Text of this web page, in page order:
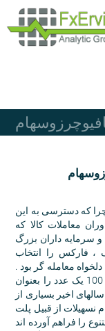
که دسترسی به این
معاملات کالا که
سرمایه داران بزرگ
، فارکس را انتخاب
معامله گر بود .
بدین معنی که یک تریدر میتوانست از بین یک تا 100 یک عدد را بعنوان
اخیر بسیاری از
نسهیلات از قبیل پلت
را فراهم آورده اند